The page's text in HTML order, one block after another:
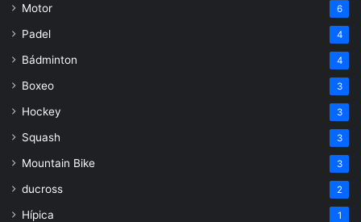
Motor 6
Padel 4
Bádminton 4
Boxeo 3
Hockey 3
Squash 3
Mountain Bike 3
ducross 2
Hípica 1